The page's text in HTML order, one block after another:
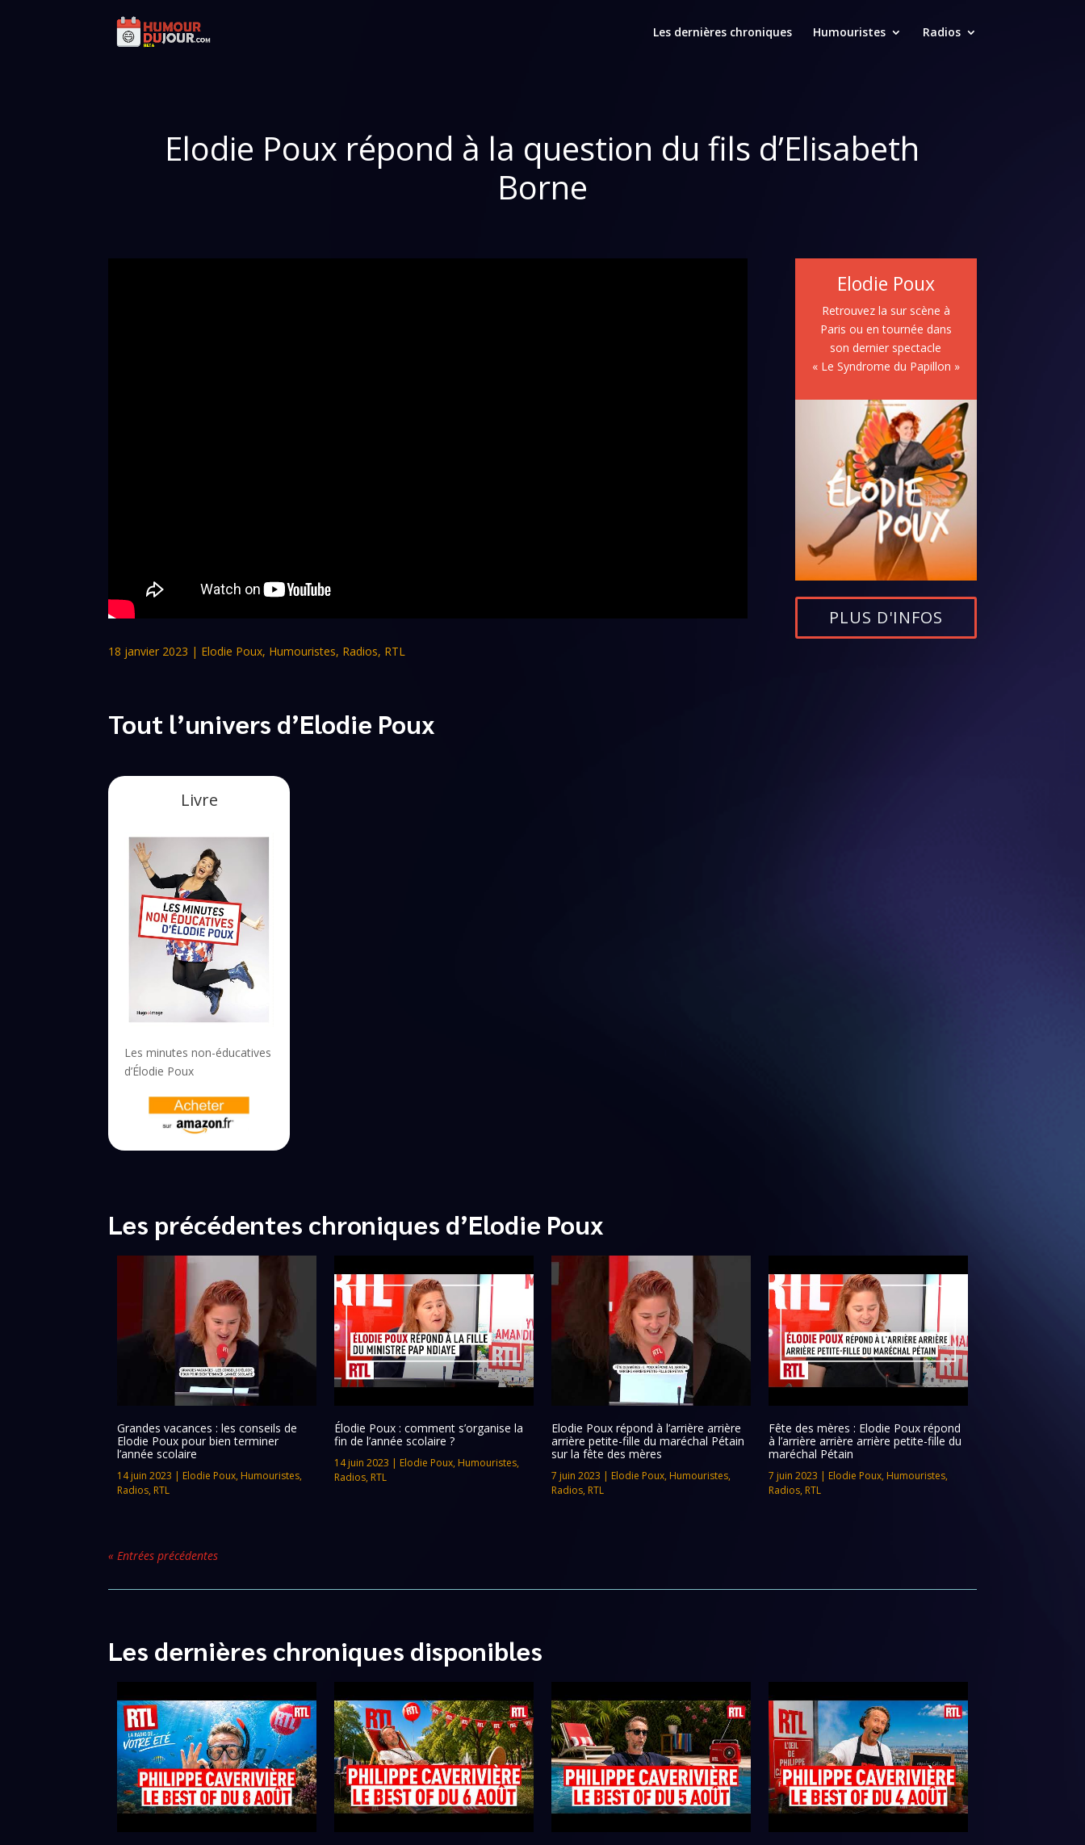
Les dernières chroniques Humouristes Radios
Elodie Poux répond à la question du fils d’Elisabeth
Borne
18 janvier 2023 | Elodie Poux, Humouristes, Radios, RTL
Elodie Poux
Retrouvez la sur scène à
Paris ou en tournée dans
son dernier spectacle
« Le Syndrome du Papillon »
PLUS D'INFOS
Tout l’univers d’Elodie Poux
Livre
Les minutes non-éducatives
d’Élodie Poux
Les précédentes chroniques d’Elodie Poux
Grandes vacances : les conseils de
Elodie Poux pour bien terminer
l’année scolaire
14 juin 2023 | Elodie Poux, Humouristes,
Radios, RTL
Élodie Poux : comment s’organise la
fin de l’année scolaire ?
14 juin 2023 | Elodie Poux, Humouristes,
Radios, RTL
Elodie Poux répond à l’arrière arrière
arrière petite-fille du maréchal Pétain
sur la fête des mères
7 juin 2023 | Elodie Poux, Humouristes,
Radios, RTL
Fête des mères : Elodie Poux répond
à l’arrière arrière arrière petite-fille du
maréchal Pétain
7 juin 2023 | Elodie Poux, Humouristes,
Radios, RTL
« Entrées précédentes
Les dernières chroniques disponibles